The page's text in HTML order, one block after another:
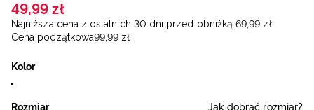
49,99 zł
Najniższa cena z ostatnich 30 dni przed obniżką 69,99 zł
Cena początkowa99,99 zł
Kolor
Rozmiar Jak dobrać rozmiar?